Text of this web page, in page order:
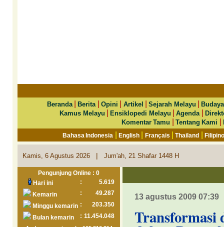
Beranda|Berita Opini Artikel |Sejarah Melayu |
Kamus Melayu
|Ensiklopedi Melayu |Agenda |
Komentar Tamu
|Tentang Kami |
Bahasa Indonesia |English Français |Thailand |
Kamis, 6 Agustus 2026 | Jum'ah, 21 Shafar 1448 H
Pengunjung Online : 0
Hari ini
:
5.619
Kemarin
:
49.287
Minggu kemarin :
203.350
Bulan kemarin
: 11.454.048
13 agustus 2009 07:39
Transformasi